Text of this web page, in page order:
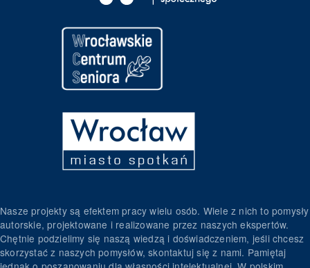
Nasze projekty są efektem pracy wielu osób. Wiele z nich to pomysły
autorskie, projektowane i realizowane przez naszych ekspertów.
Chętnie podzielimy się naszą wiedzą i doświadczeniem, jeśli chcesz
skorzystać z naszych pomysłów, skontaktuj się z nami. Pamiętaj